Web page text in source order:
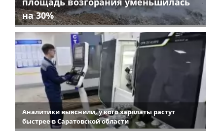
на 30%
Аналитики выяснили, у кого зарплаты растут
быстрее в Саратовской области